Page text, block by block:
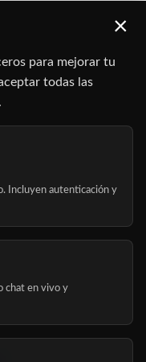
×
para mejorar tu
todas las
Incluyen autenticación y
chat en vivo y